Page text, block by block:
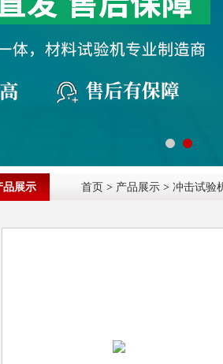
品展示 首页 > 产品展示 > 冲击试验